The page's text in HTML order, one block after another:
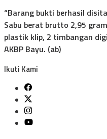
“Barang bukti berhasil
Sabu berat brutto 2,95
plastik klip, 2 timbangan
AKBP Bayu. (ab)
Ikuti Kami